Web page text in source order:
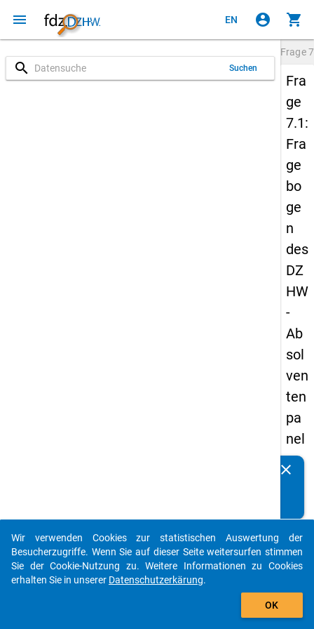
menu EN account_circle shopping_cart
search Suchen
Frage
Fra
ge
7.1:
Fra
ge
bo
ge
n
des
DZ
HW
-
Ab
sol
ven
ten
pa
nel
s
-
drit
te
clear
auto_stories
add_shopping_cart
Wir verwenden Cookies zur statistischen Auswertung der
Besucherzugriffe. Wenn Sie auf dieser Seite weitersurfen stimmen
Sie der Cookie-Nutzung zu. Weitere Informationen zu Cookies
erhalten Sie in unserer Datenschutzerkärung.
OK